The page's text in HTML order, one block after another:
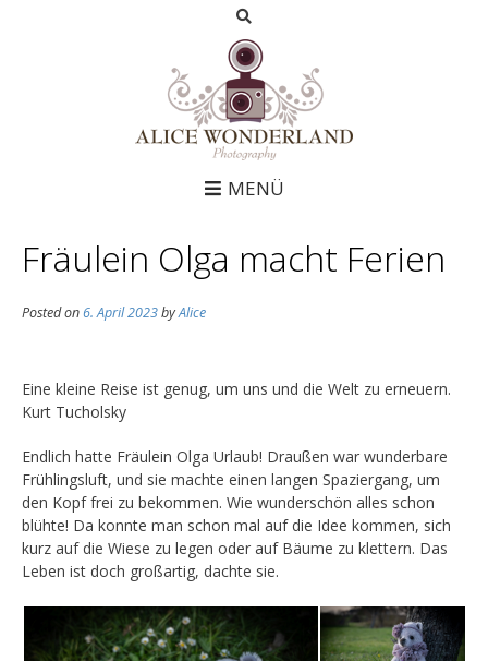
MENÜ
Fräulein Olga macht Ferien
Posted on6. April 2023byAlice
Eine kleine Reise ist genug, um uns und die Welt zu erneuern.
Kurt Tucholsky
Endlich hatte Fräulein Olga Urlaub! Draußen war wunderbare
Frühlingsluft, und sie machte einen langen Spaziergang, um
den Kopf frei zu bekommen. Wie wunderschön alles schon
blühte! Da konnte man schon mal auf die Idee kommen, sich
kurz auf die Wiese zu legen oder auf Bäume zu klettern. Das
Leben ist doch großartig, dachte sie.